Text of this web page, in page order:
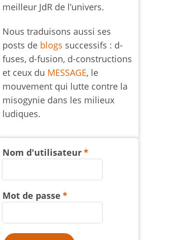
meilleur JdR de l’univers.
Nous traduisons aussi ses
posts de blogs successifs : d-
fuses, d-fusion, d-constructions
et ceux du MESSAGE, le
mouvement qui lutte contre la
misogynie dans les milieux
ludiques.
Nom d'utilisateur
Mot de passe